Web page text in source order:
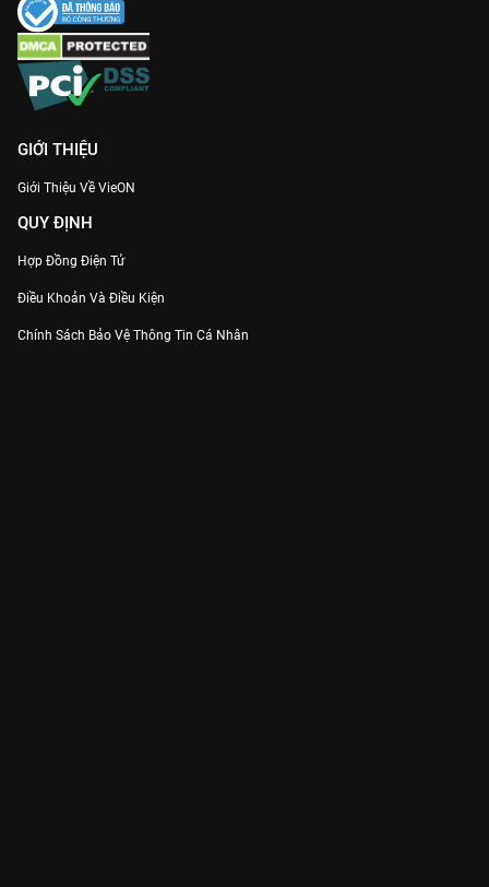
GIỚI THIỆU
Giới Thiệu Về VieON
QUY ĐỊNH
Hợp Đồng Điện Tử
Điều Khoản Và Điều Kiện
Chính Sách Bảo Vệ Thông Tin Cá Nhân